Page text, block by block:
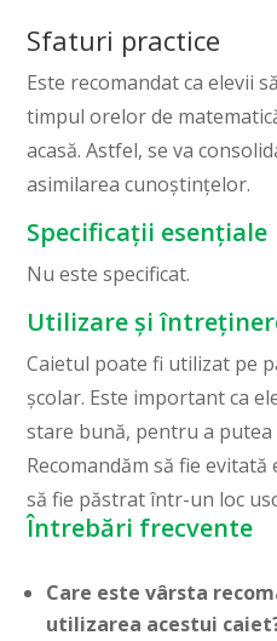
Sfaturi practice
Este recomandat ca elevii
timpul orelor de
acasă. Astfel, se va
asimilarea cunoștințelor.
Specificații esențiale
Nu este specificat.
Utilizare și
Caietul poate fi utilizat pe
școlar. Este important ca
stare bună, pentru a
Recomandăm să fie
să fie păstrat într-un loc
Întrebări frecvente
Care este vârsta
utilizarea acestui